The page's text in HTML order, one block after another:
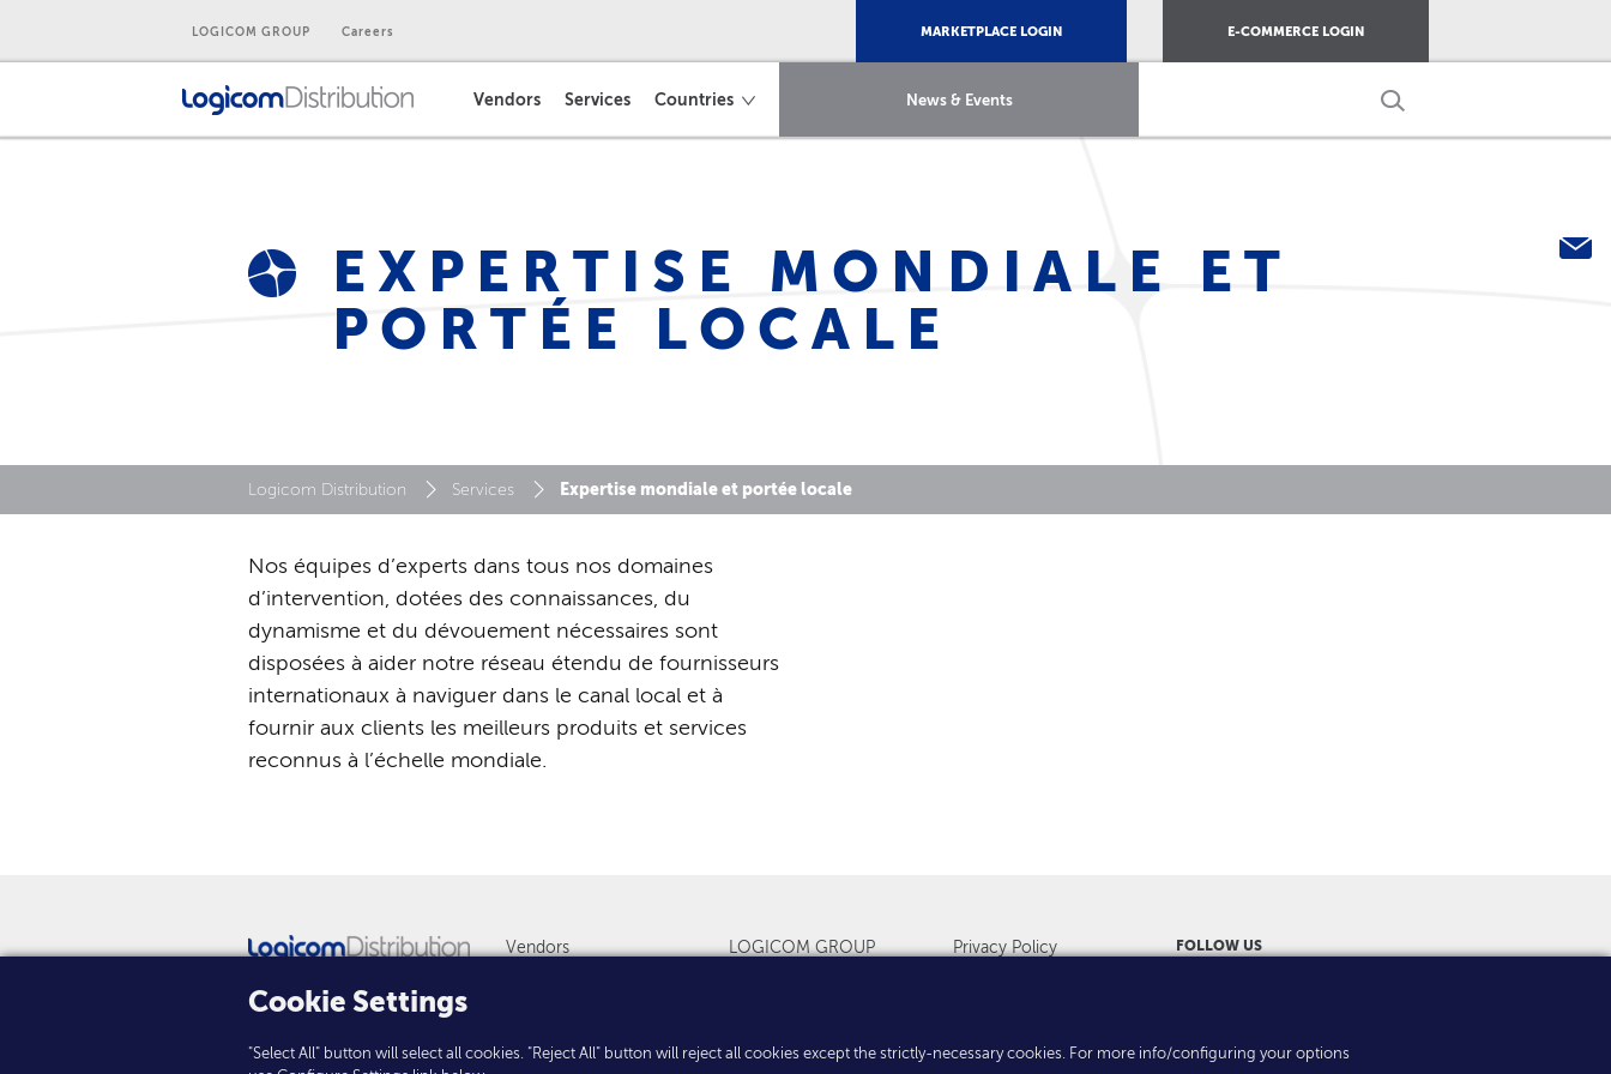
LOGICOM GROUP Careers MARKETPLACE LOGIN E-COMMERCE LOGIN
Vendors Services Countries News & Events
EXPERTISE MONDIALE ET
PORTÉE LOCALE
Logicom Distribution Services Expertise mondiale et portée locale
Nos équipes d’experts dans tous nos domaines
d’intervention, dotées des connaissances, du
dynamisme et du dévouement nécessaires sont
disposées à aider notre réseau étendu de fournisseurs
internationaux à naviguer dans le canal local et à
fournir aux clients les meilleurs produits et services
reconnus à l’échelle mondiale.
Vendors
LOGICOM GROUP
Privacy Policy
FOLLOW US
Cookie Settings
"Select All" button will select all cookies. "Reject All" button will reject all cookies except the strictly-necessary cookies. For more info/configuring your options